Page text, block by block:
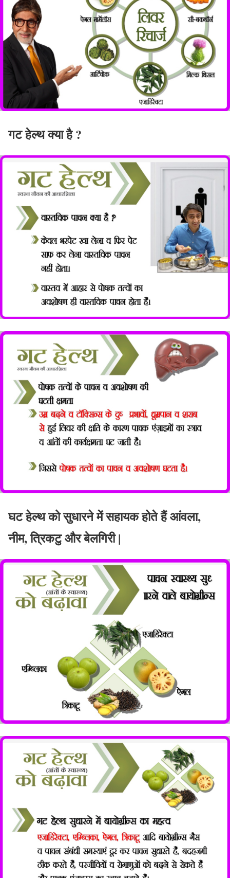
गट हेल्थ क्या है ?
घट हेल्थ को सुधारने में सहायक होते हैं आंवला,
नीम, त्रिकटु और बेलगिरी |